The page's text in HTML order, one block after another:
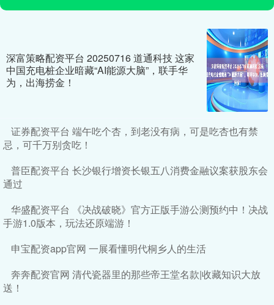
深富策略配资平台 20250716 道通科技 这家
中国充电桩企业暗藏“AI能源大脑”，联手华
为，出海捞金！
证券配资平台 端午吃个杏，到老没有病，可是吃杏也有禁
忌，可千万别贪吃！
普臣配资平台 长沙银行增资长银五八消费金融议案获股东会
通过
华盛配资平台 《决战破晓》官方正版手游公测预约中！决战
手游1.0版本，玩法还原端游！
申宝配资app官网 一展看懂明代桐乡人的生活
奔奔配资官网 清代瓷器里的那些帝王堂名款|收藏知识大放
送！